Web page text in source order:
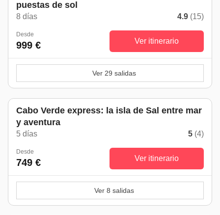
puestas de sol
8 días 4.9 (15)
Desde
999 € Ver itinerario
Ver 29 salidas
Cabo Verde express: la isla de Sal entre mar
y aventura
5 días 5 (4)
Desde
749 € Ver itinerario
Ver 8 salidas